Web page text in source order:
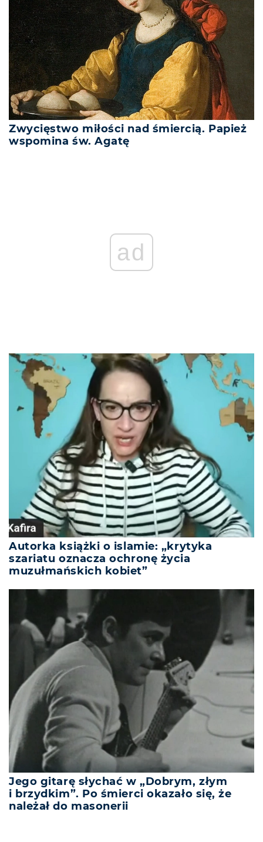
Zwycięstwo miłości nad śmiercią. Papież
wspomina św. Agatę
ad
Autorka książki o islamie: „krytyka
szariatu oznacza ochronę życia
muzułmańskich kobiet”
Jego gitarę słychać w „Dobrym, złym
i brzydkim”. Po śmierci okazało się, że
należał do masonerii